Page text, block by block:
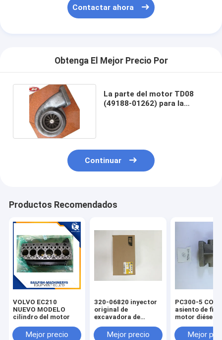
Contactar ahora
Obtenga El Mejor Precio Por
La parte del motor TD08
(49188-01262) para la
Continuar
Productos Recomendados
VOLVO EC210
NUEVO MODELO
cilindro del motor
Mejor precio
320-06820 inyector
original de
excavadora de
Mejor precio
PC300-5
asiento de
motor diésel
Mejor